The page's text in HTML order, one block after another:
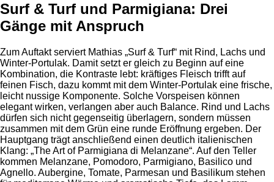
Surf & Turf und Parmigiana: Drei
Gänge mit Anspruch
Zum Auftakt serviert Mathias „Surf & Turf“ mit Rind, Lachs und
Winter-Portulak. Damit setzt er gleich zu Beginn auf eine
Kombination, die Kontraste lebt: kräftiges Fleisch trifft auf
feinen Fisch, dazu kommt mit dem Winter-Portulak eine frische,
leicht nussige Komponente. Solche Vorspeisen können
elegant wirken, verlangen aber auch Balance. Rind und Lachs
dürfen sich nicht gegenseitig überlagern, sondern müssen
zusammen mit dem Grün eine runde Eröffnung ergeben. Der
Hauptgang trägt anschließend einen deutlich italienischen
Klang: „The Art of Parmigiana di Melanzane“. Auf den Teller
kommen Melanzane, Pomodoro, Parmigiano, Basilico und
Agnello. Aubergine, Tomate, Parmesan und Basilikum stehen